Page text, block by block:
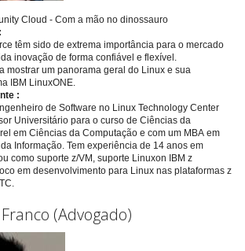
Cloud - Com a mão no dinossauro
têm sido de extrema importância para o mercado
inovação de forma confiável e flexível.
mostrar um panorama geral do Linux e sua
IBM LinuxONE.
:
de Software no Linux Technology Center
Universitário para o curso de Ciências da
em Ciências da Computação e com um MBA em
Informação. Tem experiência de 14 anos em
como suporte z/VM, suporte Linuxon IBM z
em desenvolvimento para Linux nas plataformas z
(Advogado)